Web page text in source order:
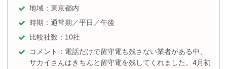
地域：東京都内
時期：通常期／平日／午後
比較社数：10社
コメント：電話だけで留守電も残さない業者がある中、
サカイさんはきちんと留守電を残してくれました。4月初